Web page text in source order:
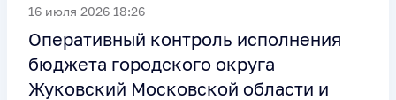
16 июля 2026 18:26
Оперативный контроль исполнения
бюджета городского округа
Жуковский Московской области и